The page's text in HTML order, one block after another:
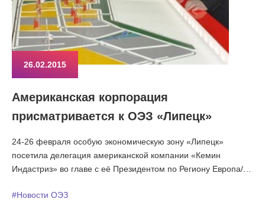
26.02.2015
Американская корпорация
присматривается к ОЭЗ «Липецк»
24-26 февраля особую экономическую зону «Липецк»
посетила делегация американской компании «Кемин
Индастриз» во главе с её Президентом по Региону Европа/
#Новости ОЭЗ